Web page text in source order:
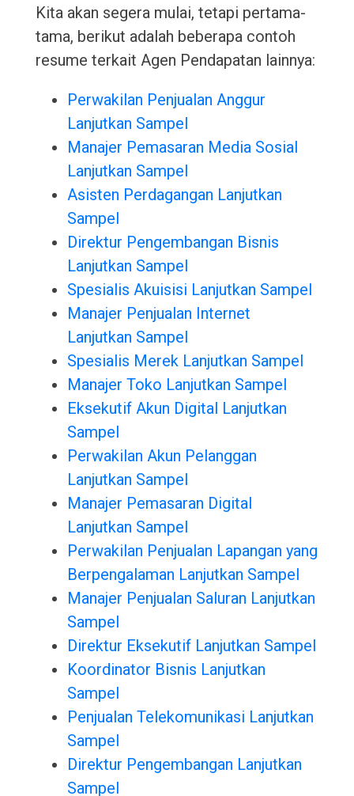
Kita akan segera mulai, tetapi pertama-
tama, berikut adalah beberapa contoh
resume terkait Agen Pendapatan lainnya:
Perwakilan Penjualan Anggur
Lanjutkan Sampel
Manajer Pemasaran Media Sosial
Lanjutkan Sampel
Asisten Perdagangan Lanjutkan
Sampel
Direktur Pengembangan Bisnis
Lanjutkan Sampel
Spesialis Akuisisi Lanjutkan Sampel
Manajer Penjualan Internet
Lanjutkan Sampel
Spesialis Merek Lanjutkan Sampel
Manajer Toko Lanjutkan Sampel
Eksekutif Akun Digital Lanjutkan
Sampel
Perwakilan Akun Pelanggan
Lanjutkan Sampel
Manajer Pemasaran Digital
Lanjutkan Sampel
Perwakilan Penjualan Lapangan yang
Berpengalaman Lanjutkan Sampel
Manajer Penjualan Saluran Lanjutkan
Sampel
Direktur Eksekutif Lanjutkan Sampel
Koordinator Bisnis Lanjutkan
Sampel
Penjualan Telekomunikasi Lanjutkan
Sampel
Direktur Pengembangan Lanjutkan
Sampel